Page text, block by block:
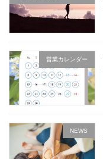
営業カレンダー
NEWS